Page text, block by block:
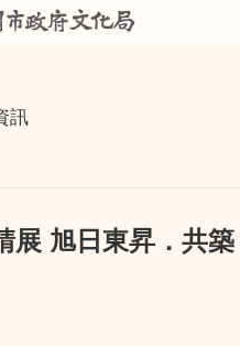
訊
展 旭日東昇．共築